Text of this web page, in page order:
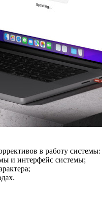
в работу системы:
и интерфейс системы;